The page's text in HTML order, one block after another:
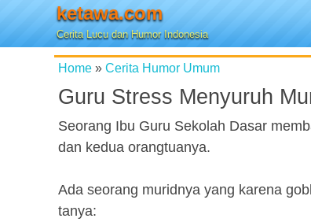
ketawa.com
Cerita Lucu dan Humor Indonesia
Home » Cerita Humor Umum
Guru Stress Menyuruh
Seorang Ibu Guru Sekolah Dasar
dan kedua orangtuanya.
Ada seorang muridnya yang karena
tanya: